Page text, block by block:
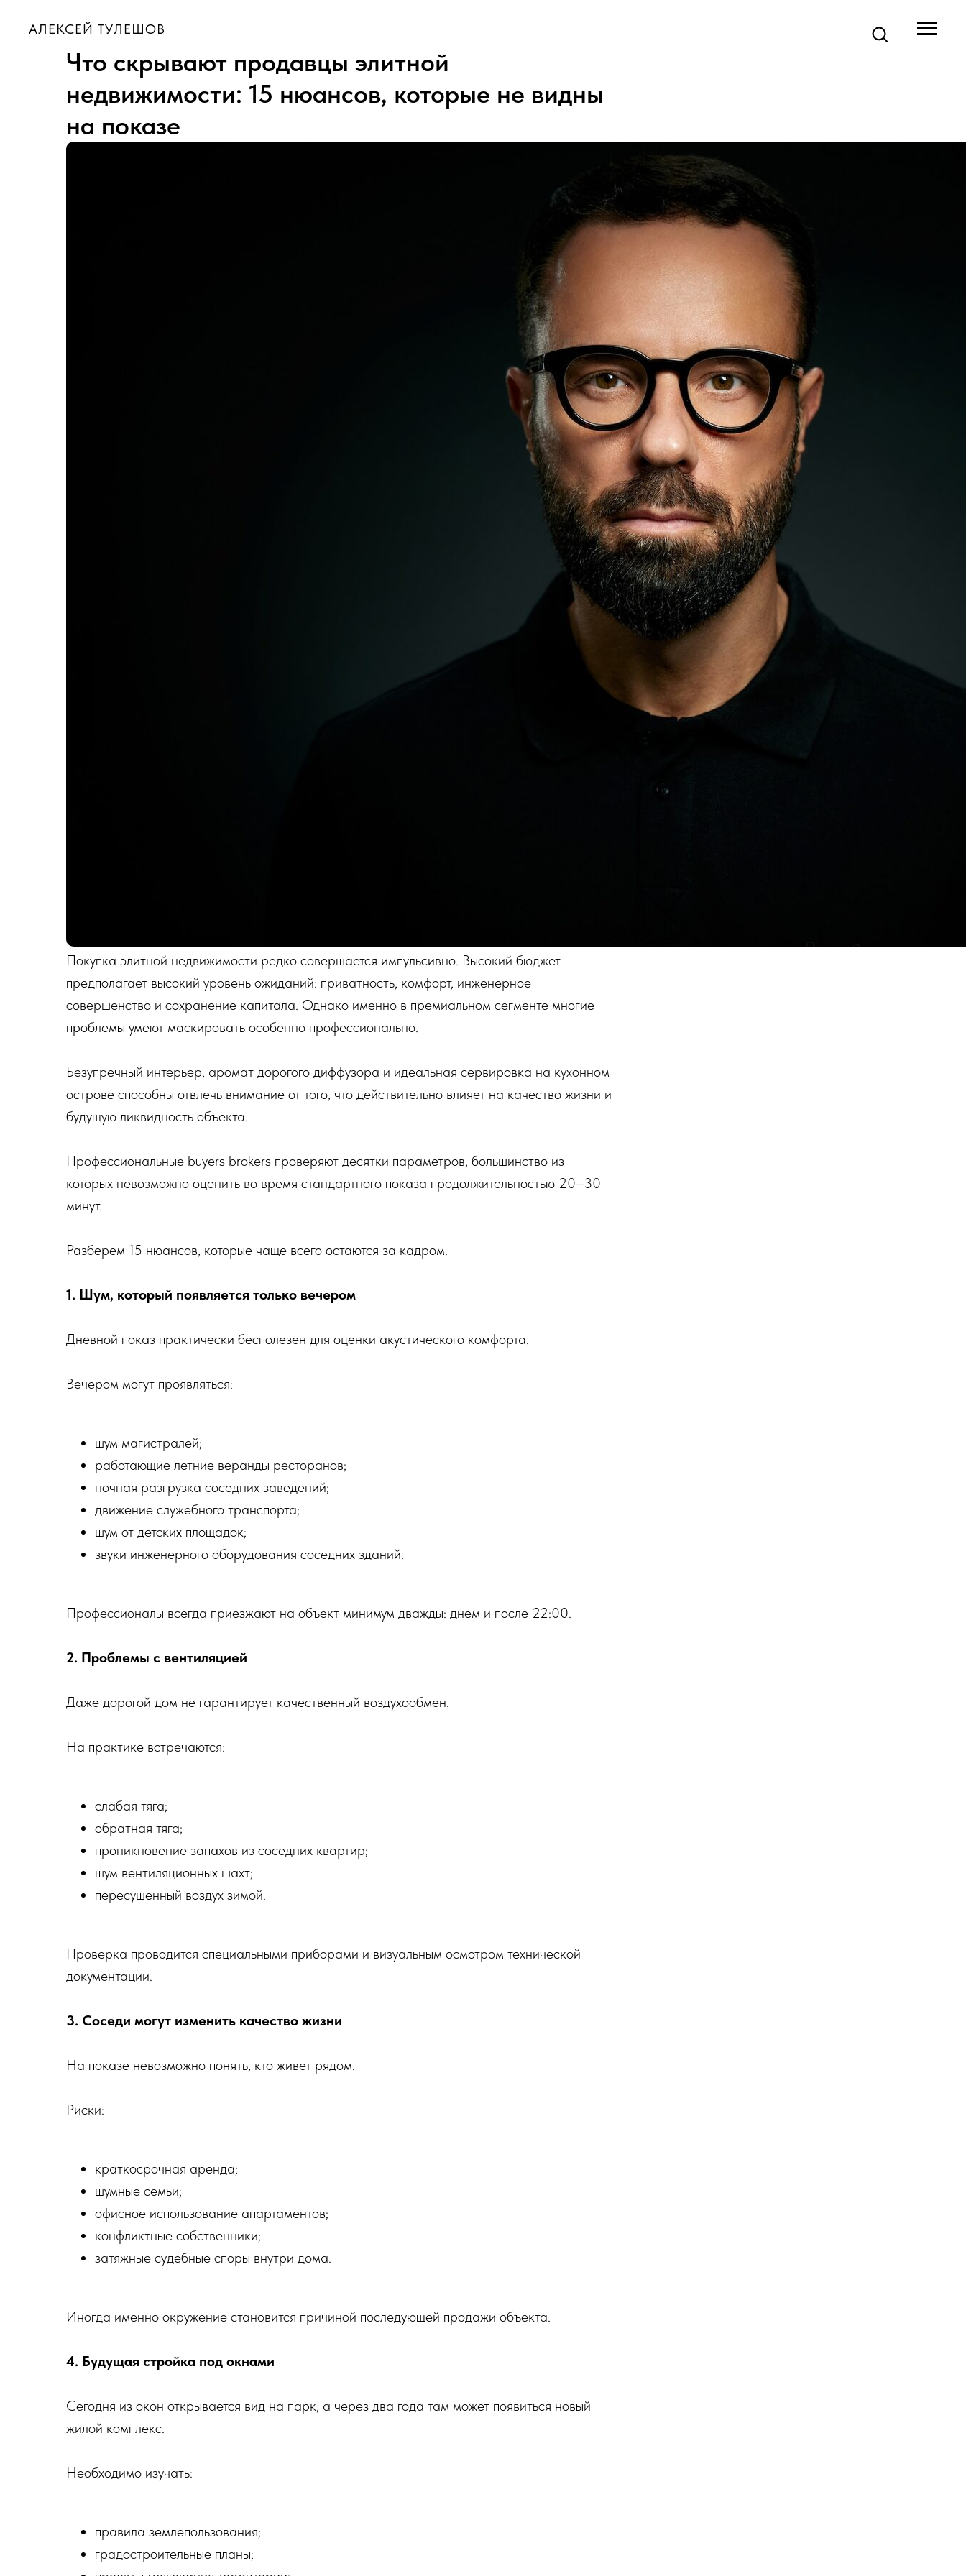
АЛЕКСЕЙ ТУЛЕШОВ
Что скрывают продавцы элитной
недвижимости: 15 нюансов, которые не видны
на показе
Покупка элитной недвижимости редко совершается импульсивно. Высокий бюджет
предполагает высокий уровень ожиданий: приватность, комфорт, инженерное
совершенство и сохранение капитала. Однако именно в премиальном сегменте многие
проблемы умеют маскировать особенно профессионально.
Безупречный интерьер, аромат дорогого диффузора и идеальная сервировка на кухонном
острове способны отвлечь внимание от того, что действительно влияет на качество жизни и
будущую ликвидность объекта.
Профессиональные buyers brokers проверяют десятки параметров, большинство из
которых невозможно оценить во время стандартного показа продолжительностью 20–30
минут.
Разберем 15 нюансов, которые чаще всего остаются за кадром.
1. Шум, который появляется только вечером
Дневной показ практически бесполезен для оценки акустического комфорта.
Вечером могут проявляться:
шум магистралей;
работающие летние веранды ресторанов;
ночная разгрузка соседних заведений;
движение служебного транспорта;
шум от детских площадок;
звуки инженерного оборудования соседних зданий.
Профессионалы всегда приезжают на объект минимум дважды: днем и после 22:00.
2. Проблемы с вентиляцией
Даже дорогой дом не гарантирует качественный воздухообмен.
На практике встречаются:
слабая тяга;
обратная тяга;
проникновение запахов из соседних квартир;
шум вентиляционных шахт;
пересушенный воздух зимой.
Проверка проводится специальными приборами и визуальным осмотром технической
документации.
3. Соседи могут изменить качество жизни
На показе невозможно понять, кто живет рядом.
Риски:
краткосрочная аренда;
шумные семьи;
офисное использование апартаментов;
конфликтные собственники;
затяжные судебные споры внутри дома.
Иногда именно окружение становится причиной последующей продажи объекта.
4. Будущая стройка под окнами
Сегодня из окон открывается вид на парк, а через два года там может появиться новый
жилой комплекс.
Необходимо изучать:
правила землепользования;
градостроительные планы;